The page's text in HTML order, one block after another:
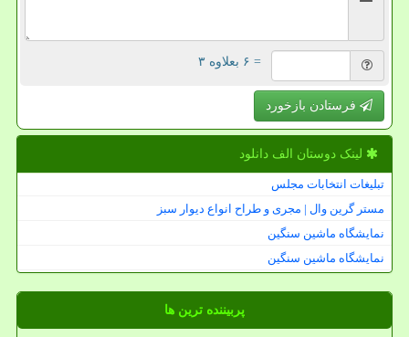
= ۶ بعلاوه ۳
فرستادن بازخورد
لینک دوستان الف دانلود
تبلیغات انتخابات مجلس
مستر گرین وال | مجری و طراح انواع دیوار سبز
نمایشگاه ماشین سنگین
نمایشگاه ماشین سنگین
پربیننده ترین ها